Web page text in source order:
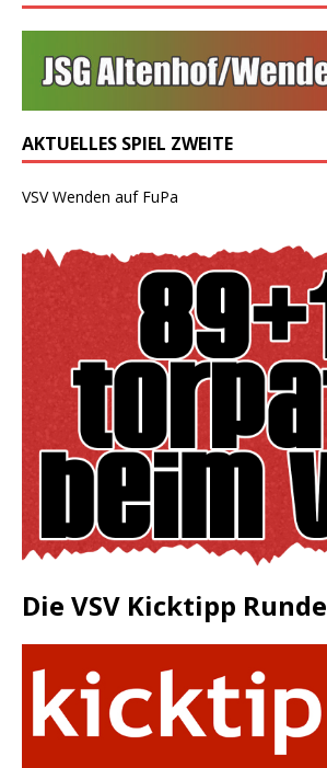
AKTUELLES SPIEL ZWEITE
VSV Wenden auf FuPa
Die VSV Kicktipp Runde